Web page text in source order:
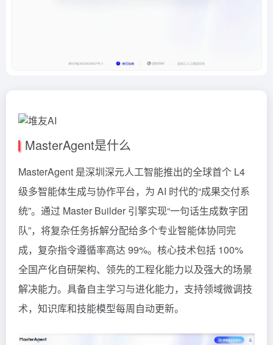
MasterAgent是什么
MasterAgent 是深圳深元人工智能推出的全球首个 L4
级多智能体生成与协作平台，为 AI 时代的“成果交付系
统”。通过 Master Builder 引擎实现“一句话生成数字团
队”，将复杂任务拆解分配给多个专业智能体协同完
成，复杂指令遵循率高达 99%。核心技术包括 100%
全国产化自研架构、领先的工程化能力以及强大的场景
解决能力。具备自主学习与进化能力，支持领域微调技
术，知识库和技能模型每周自动更新。